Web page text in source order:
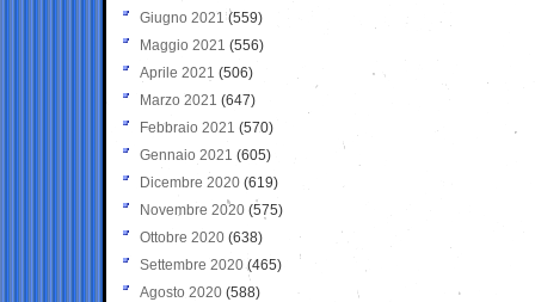
Giugno 2021(559)
Maggio 2021 (556)
Aprile 2021 (506)
Marzo 2021 (647)
Febbraio 2021 (570)
Gennaio 2021 (605)
Dicembre 2020 (619)
Novembre 2020 (575)
Ottobre 2020 (638)
Settembre 2020(465)
Agosto 2020 (588)